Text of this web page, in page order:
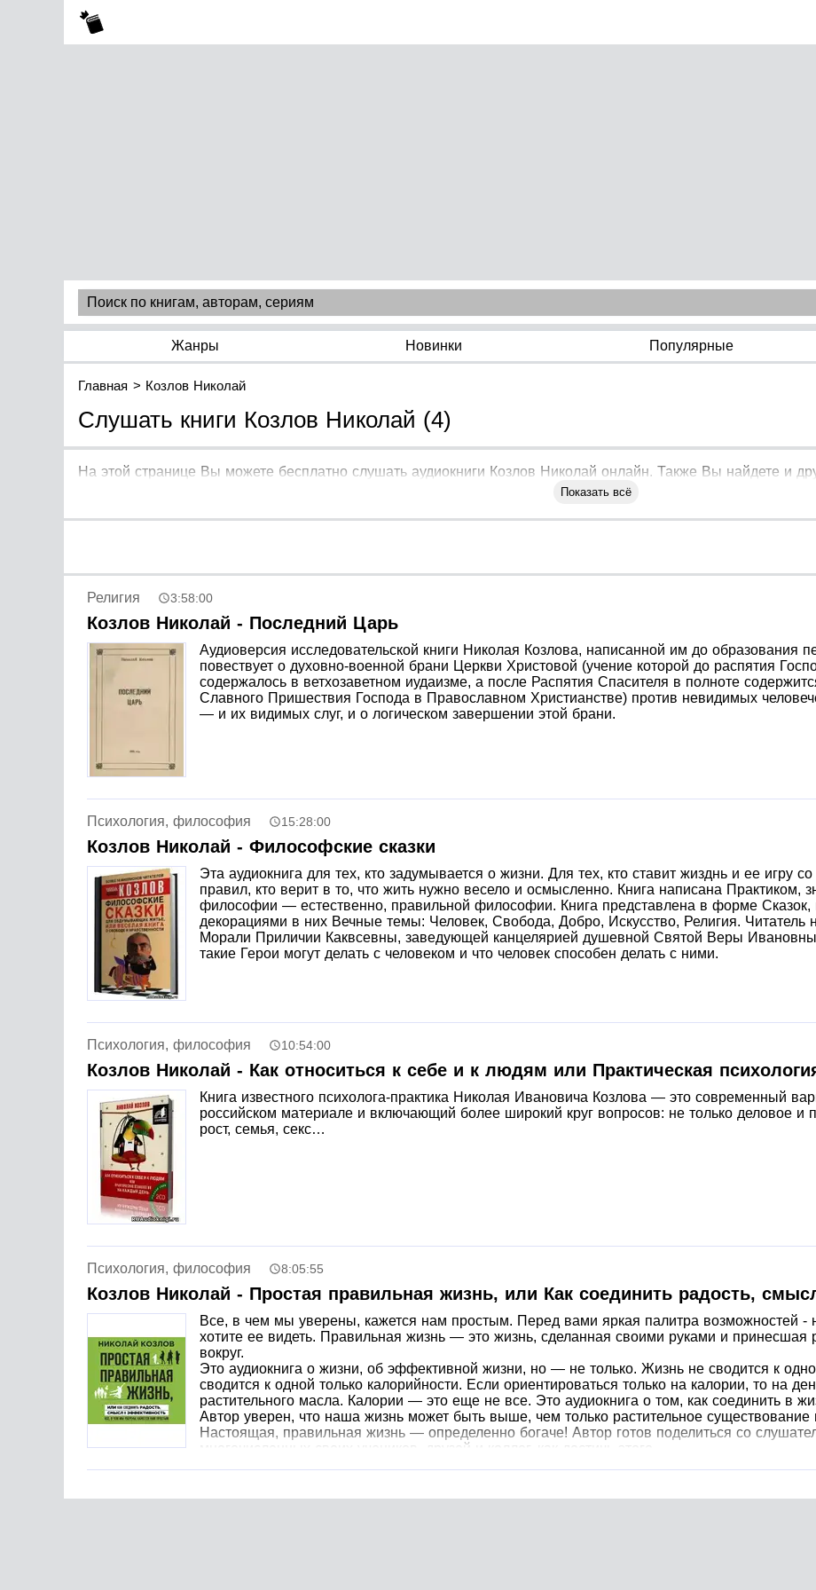
Жанры Новинки Популярные
Главная Козлов Николай
Слушать книги Козлов Николай (4)
На этой странице Вы можете бесплатно слушать аудиокниги Козлов Николай онлайн. Также Вы найдете и
Показать всё
Религия 3:58:00
Козлов Николай - Последний Царь
Аудиоверсия исследовательской книги Николая Козлова, написанной им до образования
повествует о духовно-военной брани Церкви Христовой (учение которой до распятия
содержалось в ветхозаветном иудаизме, а после Распятия Спасителя в полноте
Славного Пришествия Господа в Православном Христианстве) против невидимых
— и их видимых слуг, и о логическом завершении этой брани.
Психология, философия 15:28:00
Козлов Николай - Философские сказки
Эта аудиокнига для тех, кто задумывается о жизни. Для тех, кто ставит жизднь и ее игру
правил, кто верит в то, что жить нужно весело и осмысленно. Книга написана Практиком,
философии — естественно, правильной философии. Книга представлена в форме Сказок,
декорациями в них Вечные темы: Человек, Свобода, Добро, Искусство, Религия.
Морали Приличии Каквсевны, заведующей канцелярией душевной Святой Веры
такие Герои могут делать с человеком и что человек способен делать с ними.
Психология, философия 10:54:00
Козлов Николай - Как относиться к себе и к людям или Практическая
Книга известного психолога-практика Николая Ивановича Козлова — это современный
российском материале и включающий более широкий круг вопросов: не только деловое
рост, семья, секс…
Психология, философия 8:05:55
Козлов Николай - Простая правильная жизнь, или Как соединить радость,
Все, в чем мы уверены, кажется нам простым. Перед вами яркая палитра возможностей -
хотите ее видеть. Правильная жизнь — это жизнь, сделанная своими руками и принесшая
вокруг.
Это аудиокнига о жизни, об эффективной жизни, но — не только. Жизнь не сводится к
сводится к одной только калорийности. Если ориентироваться только на калории, то на
растительного масла. Калории — это еще не все. Это аудиокнига о том, как соединить в
Автор уверен, что наша жизнь может быть выше, чем только растительное существование
Настоящая, правильная жизнь — определенно богаче! Автор готов поделиться со
многочисленных своих учеников, друзей и коллег, как достичь этого.